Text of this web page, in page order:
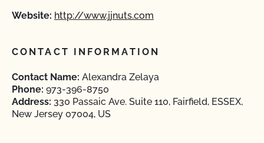
Website: http://www.jjnuts.com
CONTACT INFORMATION
Contact Name: Alexandra Zelaya
Phone: 973-396-8750
Address: 330 Passaic Ave. Suite 110, Fairfield, ESSEX,
New Jersey 07004, US